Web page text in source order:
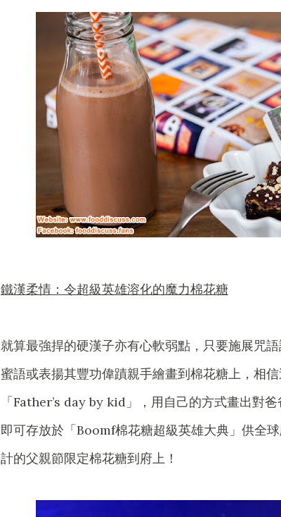
鐵漢柔情：令超級英雄溶化的魔力棉花糖
就算最強捍的硬漢子亦有心軟弱點，只要施展咒
蜜語或表揚其豐功偉蹟親手繪畫到棉花糖上，相
「Father’s day by kid」，用自己的方式畫出對
即可存放於「Boomf棉花糖超級英雄大典」供全
計的父親節限定棉花糖到府上！